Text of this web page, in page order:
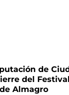
de
del
Almagro